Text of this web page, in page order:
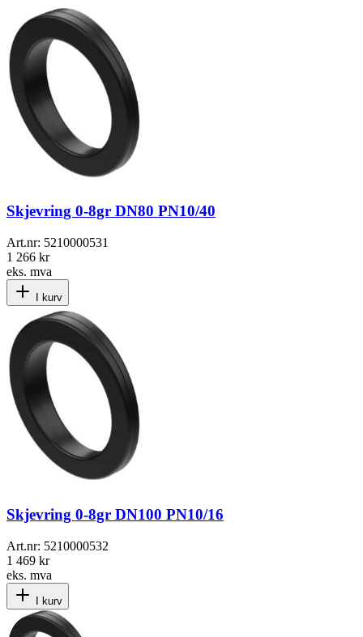
Skjevring 0-8gr DN80 PN10/40
Art.nr: 5210000531
1 266 kr
eks. mva
I kurv
Skjevring 0-8gr DN100 PN10/16
Art.nr: 5210000532
1 469 kr
eks. mva
I kurv